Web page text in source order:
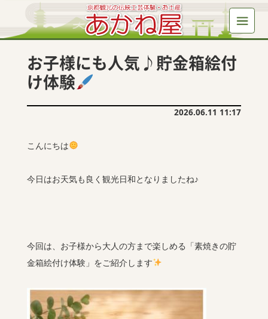
お子様にも人気♪貯金箱絵付
け体験
2026.06.11 11:17
こんにちは
今日はお天気も良く観光日和となりましたね♪
今回は、お子様から大人の方まで楽しめる「素焼きの貯
金箱絵付け体験」をご紹介します